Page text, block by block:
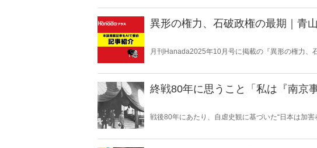
異形の権力、石破政権の最期｜青
月刊Hanada2025年10月号に掲載の『異形の権力
終戦80年に思うこと「私は『南京
戦後80年にあたり、自虐史観に基づいた“日本は加
いる。東京裁判や“南京大虐殺”肯定派は、おびた